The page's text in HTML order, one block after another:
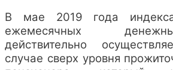
В мае 2019 года
ежемесячных
действительно
случае сверх уровня